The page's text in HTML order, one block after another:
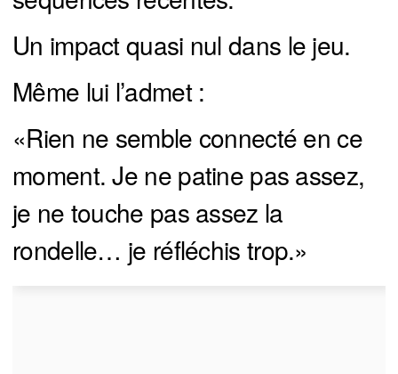
Un impact quasi nul dans le jeu.
Même lui l’admet :
«Rien ne semble connecté en ce
moment. Je ne patine pas assez,
je ne touche pas assez la
rondelle… je réfléchis trop.»